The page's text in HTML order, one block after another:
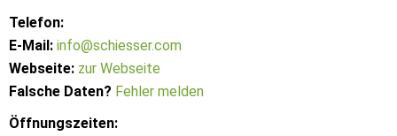
Telefon:
E-Mail: info@schiesser.com
Webseite: zur Webseite
Falsche Daten? Fehler melden
Öffnungszeiten: